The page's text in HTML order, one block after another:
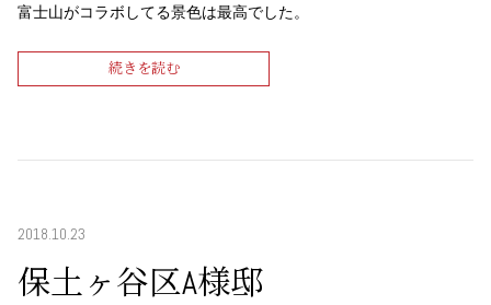
富士山がコラボしてる景色は最高でした。
続きを読む
2018.10.23
保土ヶ谷区A様邸